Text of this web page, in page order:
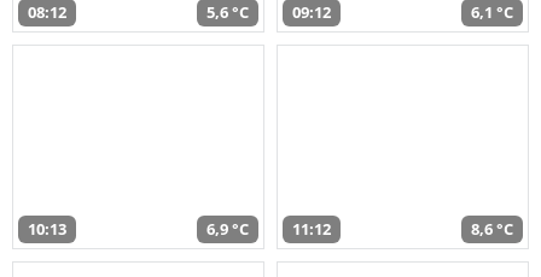
08:12 5,6 °C 09:12 6,1 °C
10:13 6,9 °C 11:12 8,6 °C